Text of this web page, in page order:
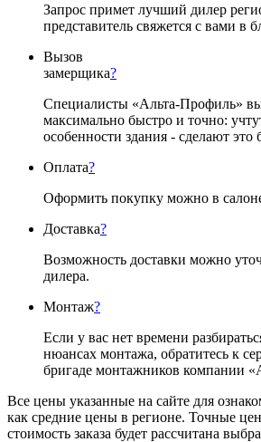
Запрос примет лучший дилер
представитель свяжется с вами в
Вызов
замерщика?
Специалисты «Альта-Профиль»
максимально быстро и точно:
особенности здания - сделают это
Оплата?
Оформить покупку можно в
Доставка?
Возможность доставки можно
дилера.
Монтаж?
Если у вас нет времени
нюансах монтажа, обратитесь к
бригаде монтажников компании
Все цены указанные на сайте для
как средние цены в регионе. Точные
стоимость заказа будет рассчитана